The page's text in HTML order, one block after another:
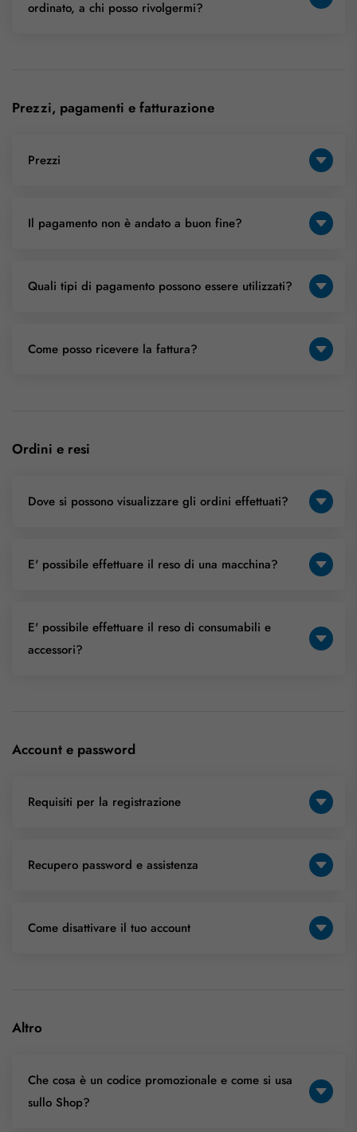
ordinato, a chi posso rivolgermi?
Prezzi, pagamenti e fatturazione
Prezzi
Il pagamento non è andato a buon fine?
Quali tipi di pagamento possono essere utilizzati?
Come posso ricevere la fattura?
Ordini e resi
Dove si possono visualizzare gli ordini effettuati?
E' possibile effettuare il reso di una macchina?
E' possibile effettuare il reso di consumabili e
accessori?
Account e password
Requisiti per la registrazione
Recupero password e assistenza
Come disattivare il tuo account
Altro
Che cosa è un codice promozionale e come si usa
sullo Shop?